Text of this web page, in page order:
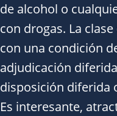
de alcohol o
con drogas. La
con una condición
adjudicación
disposición diferida
Es interesante,